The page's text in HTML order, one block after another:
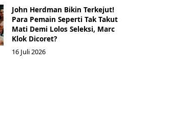
John Herdman Bikin Terkejut!
Para Pemain Seperti Tak Takut
Mati Demi Lolos Seleksi, Marc
Klok Dicoret?
16 Juli 2026